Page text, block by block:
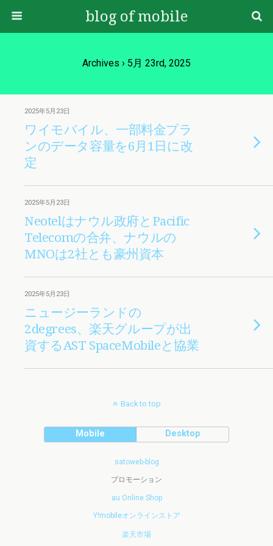
blog of mobile
Archives › 5月 23rd, 2025
2025年5月23日
ワイモバイル、一部料金プラ
ンのデータ容量を6月1日に改
定
2025年5月23日
Neotelはナウル政府とPacific
Telecomの合弁、ナウルの
MNOは2社とも豪州資本
2025年5月23日
ニュージーランドの
2degrees、楽天グループが出
資するAST SpaceMobileと協業
Back to top
Mobile Desktop
satoweb-blog
プロモーション
au Online Shop
Y!mobileオンラインストア
楽天市場